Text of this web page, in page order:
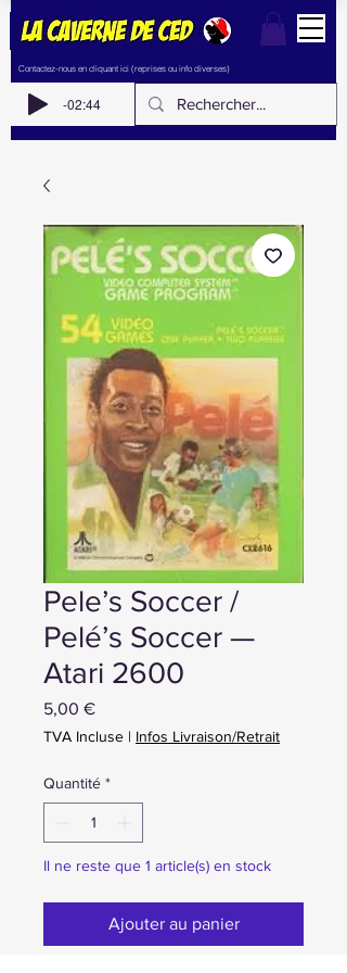
Contactez-nous en cliquant ici (reprises ou info diverses)
-02:44
Pele’s Soccer /
Pelé’s Soccer —
Atari 2600
5,00 €Prix
TVA Incluse | Infos Livraison/Retrait
Quantité *
Il ne reste que 1 article(s) en stock
Ajouter au panier